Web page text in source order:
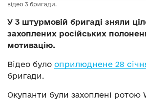
відео 3 бригади.
У 3 штурмовій бригаді зняли
захоплених російських
мотивацію.
Відео було оприлюднене 28
бригади.
Окупанти були захоплені ротою